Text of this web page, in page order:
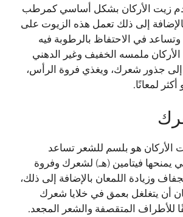
زيت الأركان بشكل أساسي كمرطب
إلى ذلك تعمل هذه الزيوت على
في الاحتفاظ بالرطوبة فيه
ملمسه الخفيف وغير الدهني
إلى جذور شعرك، ويغذي فروة الرأس،
لمعانًا.
الأركان هو بلسم للشعر تساعد
يمنحها فيتامين (هـ) لشعرك وفروة
وزيادة اللمعان بالإضافة إلى ذلك،
أن يتغلغل بعمق في خلايا شعرك
للأطراف المتقصفة والشعر المجعد.